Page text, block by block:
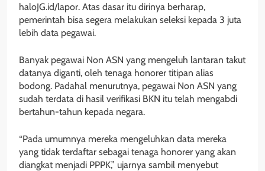
haloJG.id/lapor. Atas dasar itu dirinya berharap,
pemerintah bisa segera melakukan seleksi kepada 3 juta
lebih data pegawai.
Banyak pegawai Non ASN yang mengeluh lantaran takut
datanya diganti, oleh tenaga honorer titipan alias
bodong. Padahal menurutnya, pegawai Non ASN yang
sudah terdata di hasil verifikasi BKN itu telah mengabdi
bertahun-tahun kepada negara.
“Pada umumnya mereka mengeluhkan data mereka
yang tidak terdaftar sebagai tenaga honorer yang akan
diangkat menjadi PPPK,” ujarnya sambil menyebut